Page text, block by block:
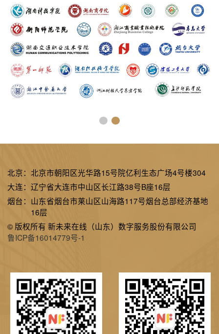
北京： 北京市朝阳区光华路15号院亿利生态广场4号楼304
大连： 辽宁省大连市中山区长江路38号B座16层
烟台： 山东省烟台市莱山区山海路117号烟台总部经济基地
16层
© 版权所有 新未来在线（山东）数字服务股份有限公司
鲁ICP备16014779号-1